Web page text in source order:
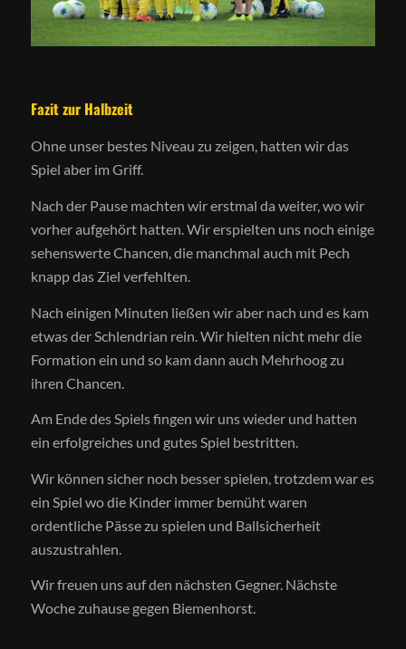
Fazit zur Halbzeit
Ohne unser bestes Niveau zu zeigen, hatten wir das
Spiel aber im Griff.
Nach der Pause machten wir erstmal da weiter, wo wir
vorher aufgehört hatten. Wir erspielten uns noch einige
sehenswerte Chancen, die manchmal auch mit Pech
knapp das Ziel verfehlten.
Nach einigen Minuten ließen wir aber nach und es kam
etwas der Schlendrian rein. Wir hielten nicht mehr die
Formation ein und so kam dann auch Mehrhoog zu
ihren Chancen.
Am Ende des Spiels fingen wir uns wieder und hatten
ein erfolgreiches und gutes Spiel bestritten.
Wir können sicher noch besser spielen, trotzdem war es
ein Spiel wo die Kinder immer bemüht waren
ordentliche Pässe zu spielen und Ballsicherheit
auszustrahlen.
Wir freuen uns auf den nächsten Gegner. Nächste
Woche zuhause gegen Biemenhorst.